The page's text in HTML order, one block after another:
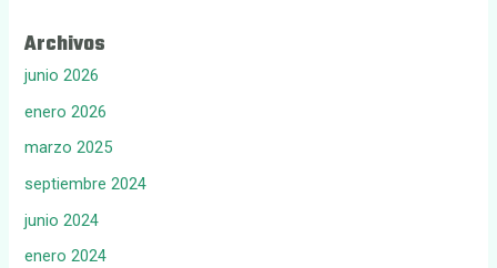
Archivos
junio 2026
enero 2026
marzo 2025
septiembre 2024
junio 2024
enero 2024